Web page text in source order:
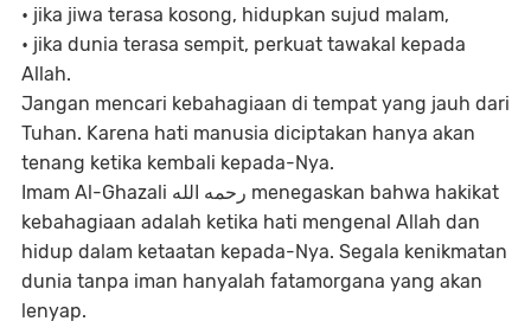
• jika jiwa terasa kosong, hidupkan sujud malam,
• jika dunia terasa sempit, perkuat tawakal kepada
Allah.
Jangan mencari kebahagiaan di tempat yang jauh dari
Tuhan. Karena hati manusia diciptakan hanya akan
tenang ketika kembali kepada-Nya.
Imam Al-Ghazali رحمه الله menegaskan bahwa hakikat
kebahagiaan adalah ketika hati mengenal Allah dan
hidup dalam ketaatan kepada-Nya. Segala kenikmatan
dunia tanpa iman hanyalah fatamorgana yang akan
lenyap.